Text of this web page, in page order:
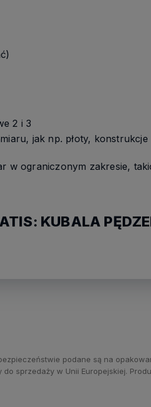
2 i 3
jak np. płoty, konstrukcje
w ograniczonym zakresie,
KUBALA
podane są na
sprzedaży w Unii Europejskiej.